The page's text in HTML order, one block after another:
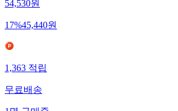
54,530원
17%45,440원
1,363적립
무료배송